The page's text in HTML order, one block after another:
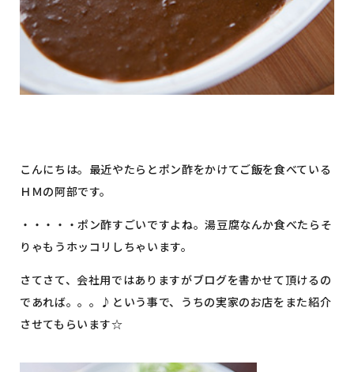
こんにちは。最近やたらとポン酢をかけてご飯を食べている
ＨＭの阿部です。
・・・・・ポン酢すごいですよね。湯豆腐なんか食べたらそ
りゃもうホッコリしちゃいます。
さてさて、会社用ではありますがブログを書かせて頂けるの
であれば。。。♪という事で、うちの実家のお店をまた紹介
させてもらいます☆